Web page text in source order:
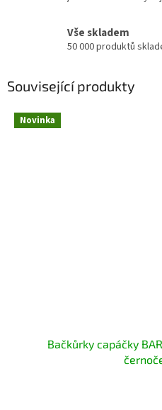
Vše skladem
50 000 produktů
Související produkty
Novinka
Bačkůrky capáčky